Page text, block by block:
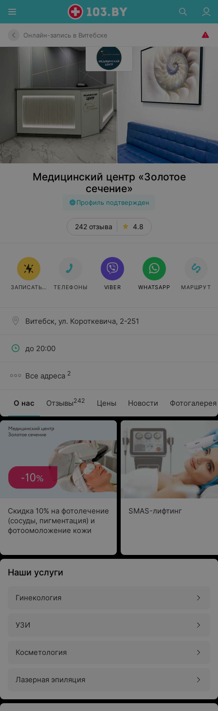
Онлайн-запись в Витебске
Медицинский центр «Золотое
сечение»
Профиль подтвержден
242 отзыва 4.8
О нас Отзывы242 Цены Новости Фотогалерея
Витебск, ул. Короткевича, 2-251
до 20:00
Все адреса 2
ЗАПИСАТЬСЯ ОНЛАЙН
ТЕЛЕФОНЫ VIBER WHATSAPP МАРШРУТ
Скидка 10% на фотолечение
(сосуды, пигментация) и
фотоомоложение кожи
SMAS-лифтинг
Наши услуги
Гинекология
УЗИ
Косметология
Лазерная эпиляция